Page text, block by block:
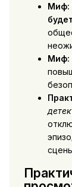
Миф:
Миф: